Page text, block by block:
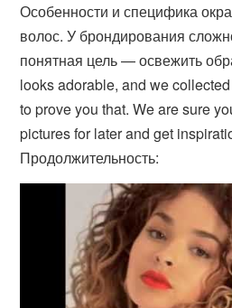
Особенности и специфика
волос. У брондирования
понятная цель — освежить
looks adorable, and we
to prove you that. We are sure
pictures for later and get
Продолжительность: